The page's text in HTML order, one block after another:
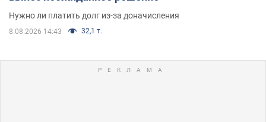
Нужно ли платить долг из-за доначисления
8.08.2026 14:43 32,1 т.